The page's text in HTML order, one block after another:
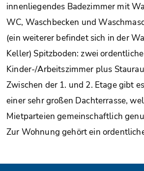
innenliegendes Badezimmer mit
WC, Waschbecken und
(ein weiterer befindet sich in der
Keller) Spitzboden: zwei ordentliche
Kinder-/Arbeitszimmer plus
Zwischen der 1. und 2. Etage gibt
einer sehr großen Dachterrasse,
Mietparteien gemeinschaftlich
Zur Wohnung gehört ein